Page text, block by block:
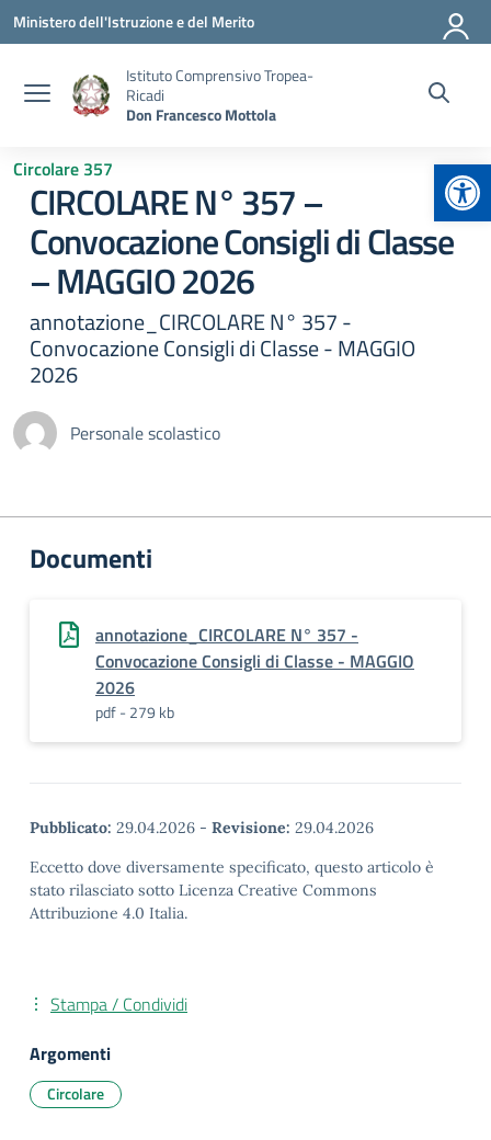
Vai ai contenuti
Vai al menu di navigazione
Vai al footer
Ministero dell'Istruzione e del Merito
Istituto Comprensivo Tropea-
Ricadi
Don Francesco Mottola
Circolare 357
CIRCOLARE N° 357 –
Convocazione Consigli di Classe
– MAGGIO 2026
annotazione_CIRCOLARE N° 357 -
Convocazione Consigli di Classe - MAGGIO
2026
Personale scolastico
Documenti
annotazione_CIRCOLARE N° 357 -
Convocazione Consigli di Classe - MAGGIO
2026
pdf - 279 kb
Pubblicato: 29.04.2026 - Revisione: 29.04.2026
Eccetto dove diversamente specificato, questo articolo è
stato rilasciato sotto Licenza Creative Commons
Attribuzione 4.0 Italia.
Stampa / Condividi
Argomenti
Circolare